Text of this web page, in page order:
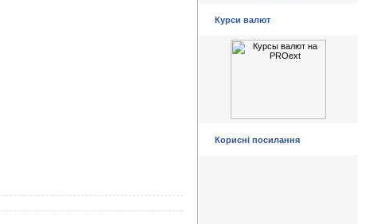
Курси валют
Корисні посилання